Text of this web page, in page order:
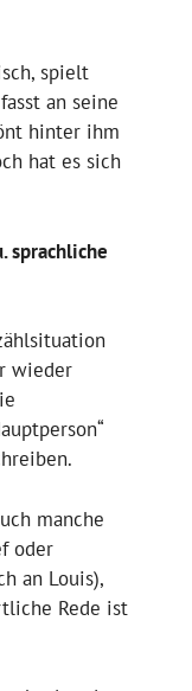
spielt
an seine
hinter ihm
hat es sich
sprachliche
wieder
manche
oder
an Louis),
Rede ist